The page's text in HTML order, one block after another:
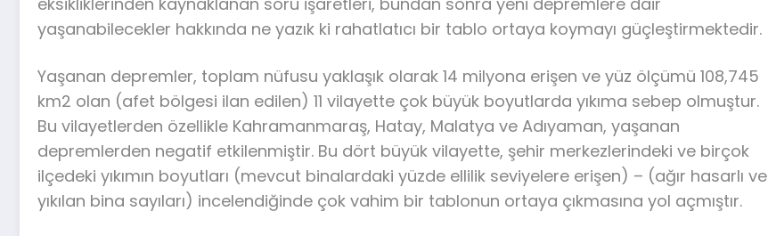
yaşanabilecekler hakkında ne yazık ki rahatlatıcı bir tablo ortaya koymayı güçleştirmektedir.
Yaşanan depremler, toplam nüfusu yaklaşık olarak 14 milyona erişen ve yüz ölçümü 108,745
km2 olan (afet bölgesi ilan edilen) 11 vilayette çok büyük boyutlarda yıkıma sebep olmuştur.
Bu vilayetlerden özellikle Kahramanmaraş, Hatay, Malatya ve Adıyaman, yaşanan
depremlerden negatif etkilenmiştir. Bu dört büyük vilayette, şehir merkezlerindeki ve birçok
ilçedeki yıkımın boyutları (mevcut binalardaki yüzde ellilik seviyelere erişen) – (ağır hasarlı ve
yıkılan bina sayıları) incelendiğinde çok vahim bir tablonun ortaya çıkmasına yol açmıştır.